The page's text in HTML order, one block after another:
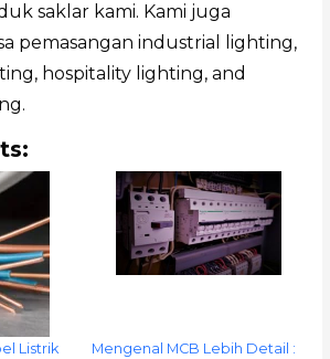
saklar kami. Kami juga
pemasangan industrial lighting,
hospitality lighting, and
Listrik
Mengenal MCB Lebih Detail :